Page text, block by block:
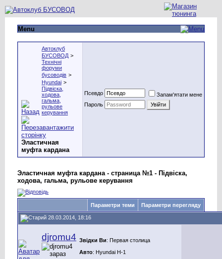
Menu
Автоклуб
БУСОВОД >
Технічні
форуми
бусоводів >
Hyundai >
Підвіска,
ходова,
гальма,
рульове
керування
Эластичная
муфта кардана
Псевдо
Запам'ятати мене
Пароль
Эластичная муфта кардана - страница №1 - Підвіска,
ходова, гальма, рульове керування
Параметри теми Параметри перегляду
28.03.2014, 18:16
djromu4 Звідки Ви: Первая столица
Авто: Hyundai H-1